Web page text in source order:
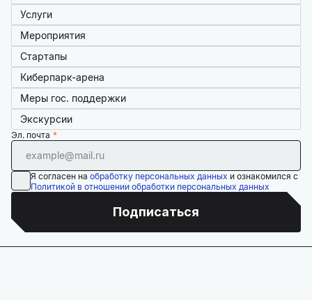
Услуги
Мероприятия
Стартапы
Киберпарк-арена
Меры гос. поддержки
Экскурсии
Эл. почта
Я согласен на обработку персональных данных и ознакомился с
Политикой в отношении обработки персональных данных
Подписаться